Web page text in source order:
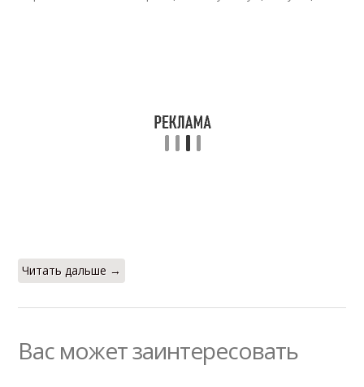
Читать дальше →
Вас может заинтересовать